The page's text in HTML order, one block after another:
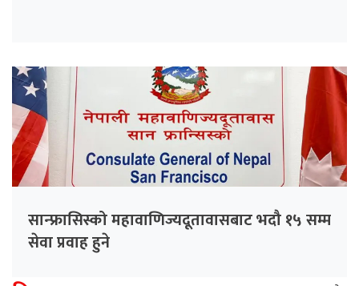
सान्फ्रासिस्को महावाणिज्यदूतावासबाट भदौ १५ सम्म
सेवा प्रवाह हुने